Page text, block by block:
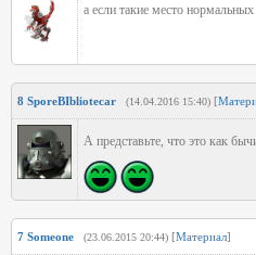
а если такие место
8 SporeBIbliotecar (14.04.2016 15:40) [
А представьте, что это как
7 Someone (23.06.2015 20:44) [Материал]